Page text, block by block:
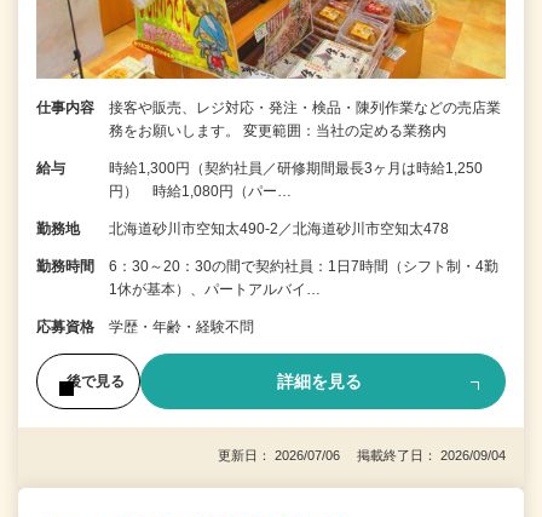
仕事内容
接客や販売、レジ対応・発注・検品・陳列作業などの売店業
務をお願いします。 変更範囲：当社の定める業務内
給与
時給1,300円（契約社員／研修期間最長3ヶ月は時給1,250
円） 時給1,080円（パー…
勤務地 北海道砂川市空知太490-2／北海道砂川市空知太478
勤務時間
6：30～20：30の間で契約社員：1日7時間（シフト制・4勤
1休が基本）、パートアルバイ…
応募資格 学歴・年齢・経験不問
後で見る 詳細を見る
更新日： 2026/07/06 掲載終了日： 2026/09/04